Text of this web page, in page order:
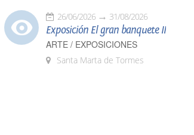
26/06/2026 31/08/2026
Exposición El gran banquete II
ARTE / EXPOSICIONES
Santa Marta de Tormes